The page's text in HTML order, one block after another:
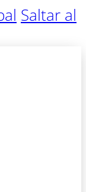
Saltar al